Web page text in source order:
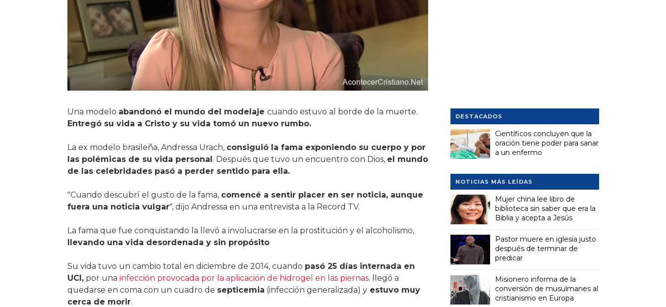
Una modelo abandonó el mundo del modelaje cuando estuvo al borde de la muerte.
Entregó su vida a Cristo y su vida tomó un nuevo rumbo.
La ex modelo brasileña, Andressa Urach, consiguió la fama exponiendo su cuerpo y por
las polémicas de su vida personal. Después que tuvo un encuentro con Dios, el mundo
de las celebridades pasó a perder sentido para ella.
"Cuando descubrí el gusto de la fama, comencé a sentir placer en ser noticia, aunque
fuera una noticia vulgar", dijo Andressa en una entrevista a la Record TV.
La fama que fue conquistando la llevó a involucrarse en la prostitución y el alcoholismo,
llevando una vida desordenada y sin propósito
Su vida tuvo un cambio total en diciembre de 2014, cuando pasó 25 días internada en
UCI,por una infección provocada por la aplicación de hidrogel en las piernas. llegó a
quedarse en coma con un cuadro de septicemia (infección generalizada) yestuvo muy
cerca de morir.
DESTACADOS
Científicos concluyen que la
oración tiene poder para sanar
a un enfermo
NOTICIAS MÁS LEÍDAS
Mujer china lee libro de
biblioteca sin saber que era la
Biblia y acepta a Jesús
Pastor muere en iglesia justo
después de terminar de
predicar
Misionero informa de la
conversión de musulmanes al
cristianismo en Europa